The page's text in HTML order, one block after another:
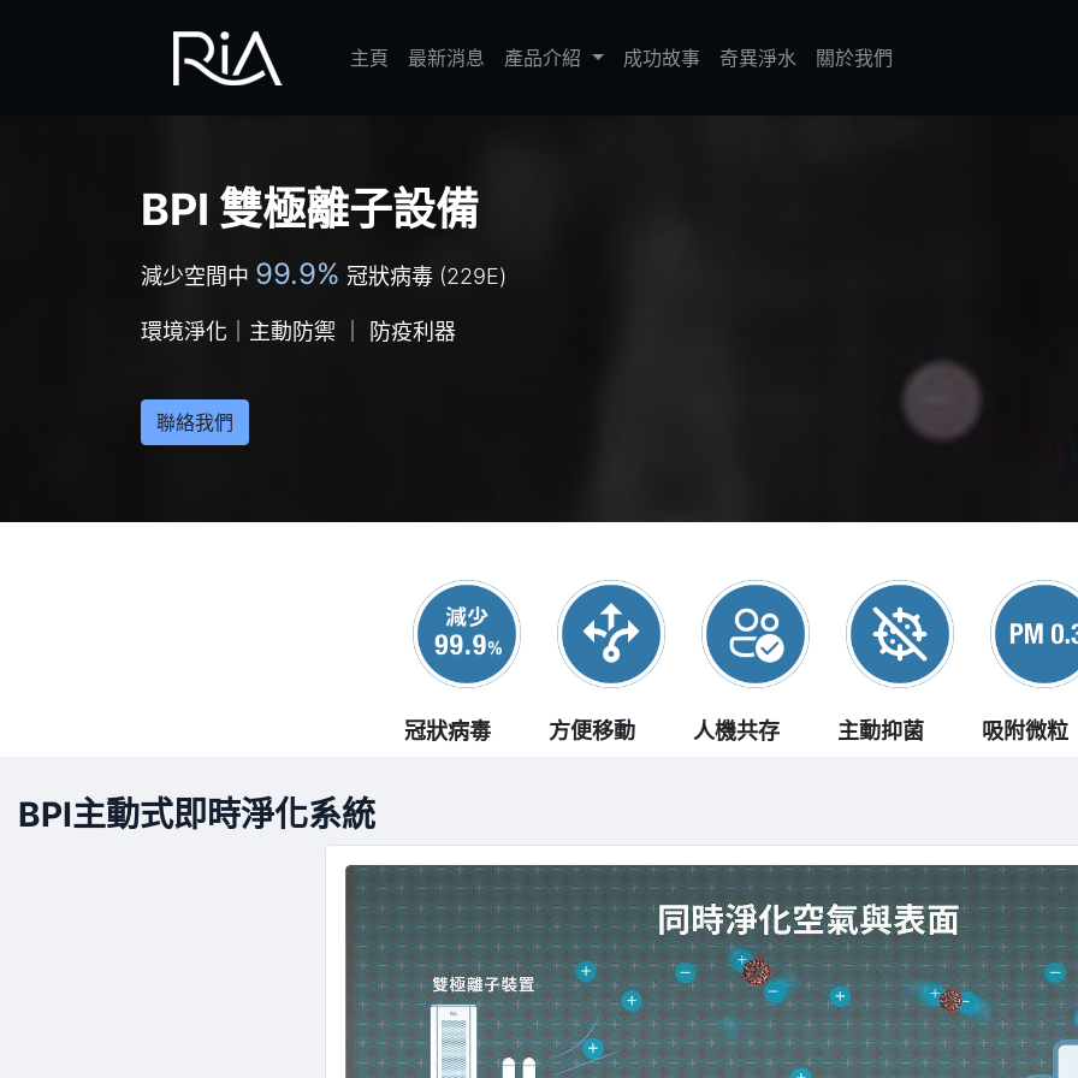
主頁 最新消息 產品介紹 成功故事 奇異淨水 關於我們
BPI 雙極離子設備
減少空間中 99.9% 冠狀病毒 (229E)
環境淨化｜主動防禦 ｜ 防疫利器
聯絡我們
冠狀病毒 方便移動 人機共存 主動抑菌 吸附微粒
BPI主動式即時淨化系統